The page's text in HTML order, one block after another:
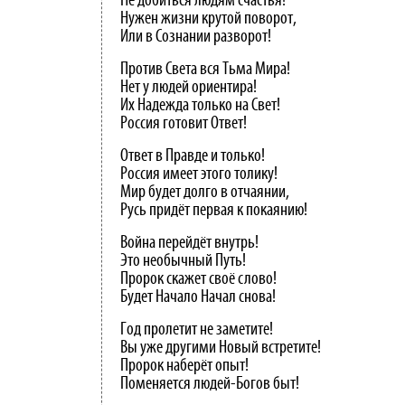
Нужен жизни крутой поворот,
Или в Сознании разворот!
Против Света вся Тьма Мира!
Нет у людей ориентира!
Их Надежда только на Свет!
Россия готовит Ответ!
Ответ в Правде и только!
Россия имеет этого толику!
Мир будет долго в отчаянии,
Русь придёт первая к покаянию!
Война перейдёт внутрь!
Это необычный Путь!
Пророк скажет своё слово!
Будет Начало Начал снова!
Год пролетит не заметите!
Вы уже другими Новый встретите!
Пророк наберёт опыт!
Поменяется людей-Богов быт!